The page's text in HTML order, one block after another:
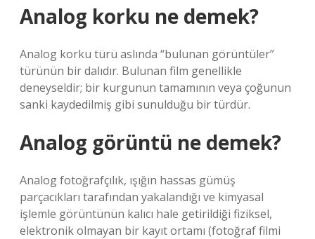
Analog korku ne demek?
Analog korku türü aslında “bulunan görüntüler”
türünün bir dalıdır. Bulunan film genellikle
deneyseldir; bir kurgunun tamamının veya çoğunun
sanki kaydedilmiş gibi sunulduğu bir türdür.
Analog görüntü ne demek?
Analog fotoğrafçılık, ışığın hassas gümüş
parçacıkları tarafından yakalandığı ve kimyasal
işlemle görüntünün kalıcı hale getirildiği fiziksel,
elektronik olmayan bir kayıt ortamı (fotoğraf filmi